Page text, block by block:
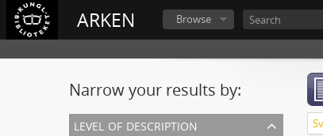
ARKEN Browse
Narrow your results by:
level of description